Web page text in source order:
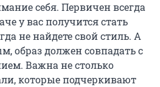
себя. Первичен всегда
у вас получится стать
не найдете свой стиль. А
образ должен совпадать с
Важна не столько
которые подчеркивают